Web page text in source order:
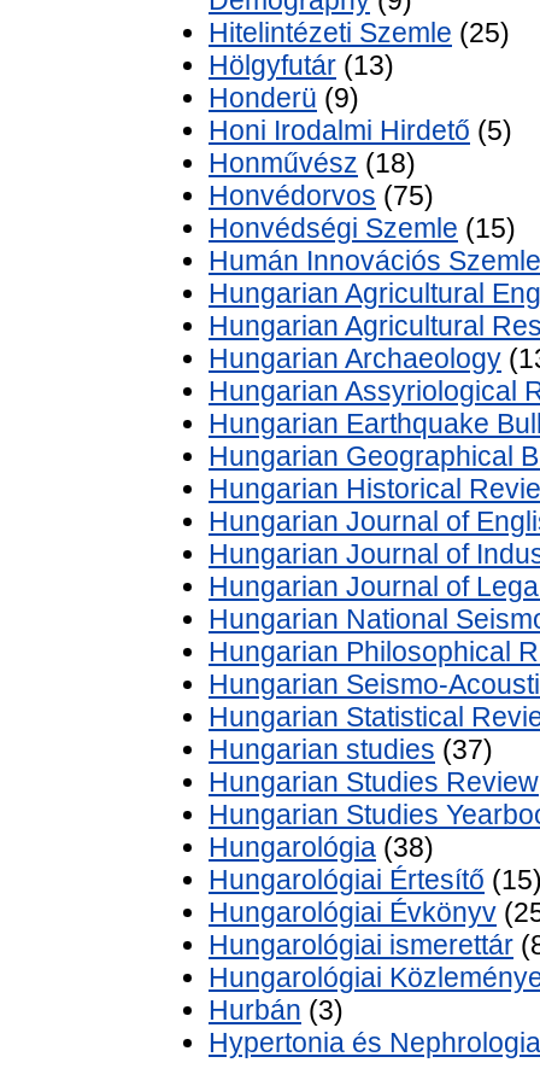
Hitelintézeti Szemle (25)
Hölgyfutár (13)
Honderü (9)
Honi Irodalmi Hirdető (5)
Honművész (18)
Honvédorvos (75)
Honvédségi Szemle (15)
Humán Innovációs Szemle
Hungarian Agricultural
Hungarian Agricultural
Hungarian Archaeology
Hungarian Assyriological
Hungarian Earthquake
Hungarian Geographical
Hungarian Historical
Hungarian Journal of
Hungarian Journal of
Hungarian Journal of
Hungarian National
Hungarian Philosophical
Hungarian Seismo-
Hungarian Statistical
Hungarian studies (37)
Hungarian Studies Review
Hungarian Studies
Hungarológia (38)
Hungarológiai Értesítő
Hungarológiai Évkönyv
Hungarológiai ismerettár
Hungarológiai
Hurbán (3)
Hypertonia és Nephrologia